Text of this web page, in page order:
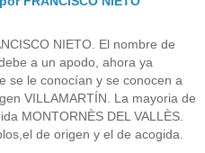
NIETO. El nombre de
a un apodo, ahora ya
se le conocían y se conocen a
VILLAMARTÍN. La mayoria de
MONTORNÈS DEL VALLÈS.
de origen y el de acogida.